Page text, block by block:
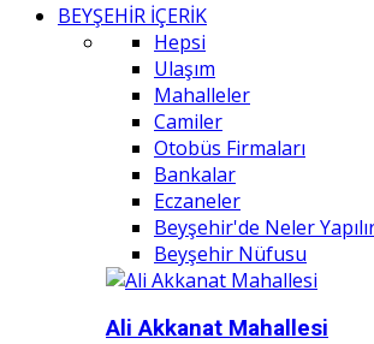
BEYŞEHİR İÇERİK
Hepsi
Ulaşım
Mahalleler
Camiler
Otobüs Firmaları
Bankalar
Eczaneler
Beyşehir'de Neler
Beyşehir Nüfusu
Ali Akkanat Mahallesi